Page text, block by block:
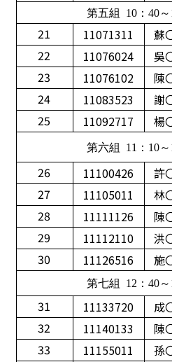
第五組 10：40～
21 11071311 蘇
22
11076024 吳
23
11076102 陳
24
11083523 謝
25
11092717 楊
第六組 11：10～
26 11100426 許
27
11105011 林
28
11111126 陳
29
11112110 洪
30 11126516 施
第七組 12：40～
31 11133720 成
32
11140133 陳
33
11155011 孫